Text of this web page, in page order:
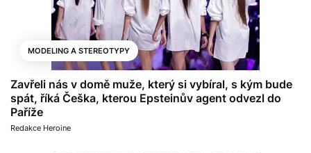
MODELING A STEREOTYPY
Zavřeli nás v domě muže, který si vybíral, s kým bude
spát, říká Češka, kterou Epsteinův agent odvezl do
Paříže
Redakce Heroine